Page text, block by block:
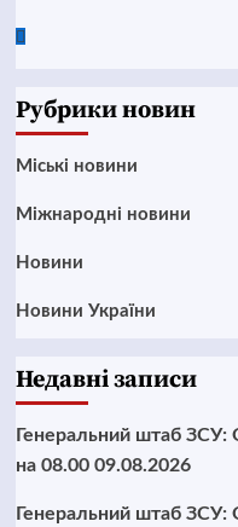
Google
Рубрики новин
Mіські новини
Міжнародні новини
Новини
Новини України
Недавні записи
Генеральний штаб ЗСУ:
на 08.00 09.08.2026
Генеральний штаб ЗСУ: